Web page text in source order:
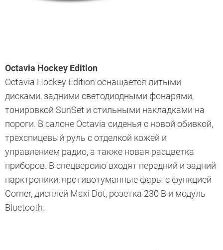
Octavia Hockey Edition
Octavia Hockey Edition оснащается литыми
дисками, задними светодиодными фонарями,
тонировкой SunSet и­ стильными накладками на
пороги. В салоне Octavia сиденья с новой обивкой,
трехспицевый руль с отделкой кожей и
управлением радио, а также новая расцветка
приборов. В спецверсию входят передний и задний
парктроники, противотуманные фары с функцией
Corner, дисплей Maxi Dot, розетка 230 В и модуль
Bluetooth.